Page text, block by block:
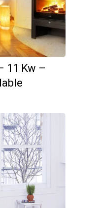
11 Kw –